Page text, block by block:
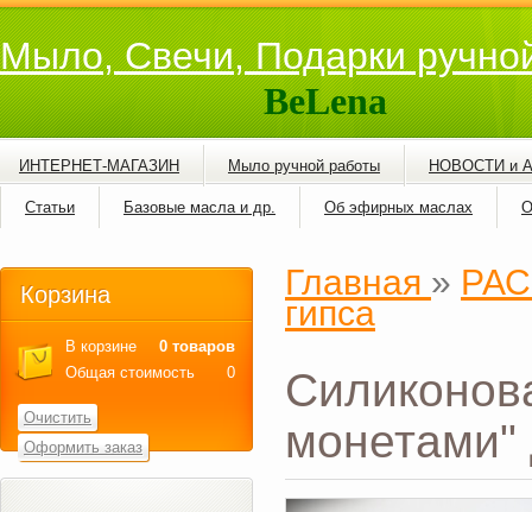
Мыло, Свечи, Подарки
BeLena
ИНТЕРНЕТ-МАГАЗИН Мыло ручной работы НОВОСТИ и
Статьи Базовые масла и др. Об эфирных маслах
Главная »
гипса
Корзина
В корзине
0 товаров
Общая стоимость
0
Очистить
Оформить заказ